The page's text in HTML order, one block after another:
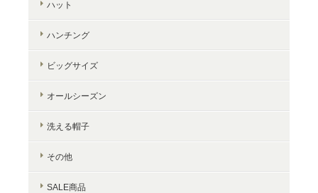
ハット
ハンチング
ビッグサイズ
オールシーズン
洗える帽子
その他
SALE商品